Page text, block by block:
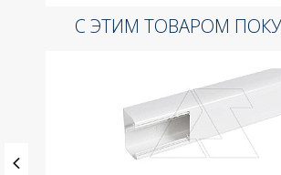
С ЭТИМ ТОВАРОМ